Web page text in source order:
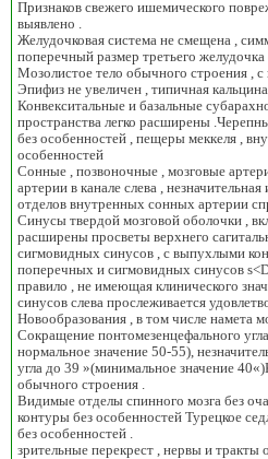
Признаков свежего ишемического
выявлено .
Желудочковая система не смещена ,
поперечный размер третьего
Мозолистое тело обычного строения , с
Эпифиз не увеличен , типичная
Конвекситальные и базальные
пространства легко расширены
без особенностей , пещеры меккеля ,
особенностей
Сонные , позвоночные , мозговые
артерии в канале слева ,
отделов внутренных сонных артерии
Синусы твердой мозговой оболочки ,
расширены просветы верхнего
сигмовидных синусов , с выпухлыми
поперечных и сигмовидных синусов
правило , не имеющая клинического
синусов слева прослеживается
Новообразования , в том числе намета
Сокращение понтомезенцефального
нормальное значение 50-55),
угла до 39 »(минимальное значение
обычного строения .
Видимые отделы спинного мозга без
контуры без особенностей Турецкое
без особенностей .
зрительные перекрест , нервы и